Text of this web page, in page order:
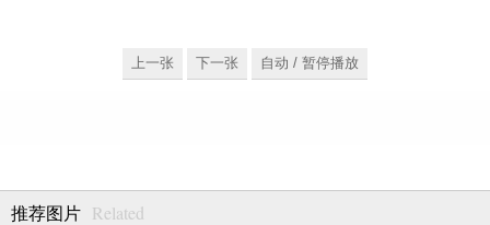
上一张 下一张 自动 / 暂停播放
推荐图片 Related